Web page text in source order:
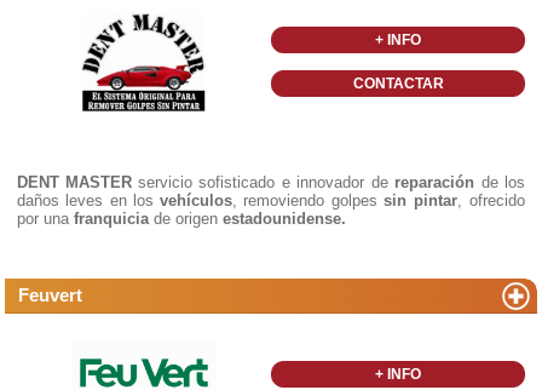
+ INFO
CONTACTAR
DENT MASTER servicio sofisticado e innovador de reparación de los
daños leves en los vehículos , removiendo golpes sin pintar , ofrecido
por una franquicia de origen estadounidense.
Feuvert
+ INFO